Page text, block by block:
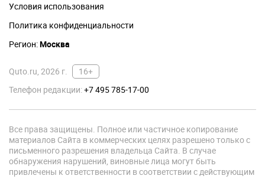
Условия использования
Политика конфиденциальности
Регион:Москва
Quto.ru, 2026 г.
16+
Телефон редакции:+7 495 785-17-00
Все права защищены. Полное или частичное копирование
материалов Сайта в коммерческих целях разрешено только с
письменного разрешения владельца Сайта. В случае
обнаружения нарушений, виновные лица могут быть
привлечены к ответственности в соответствии с действующим